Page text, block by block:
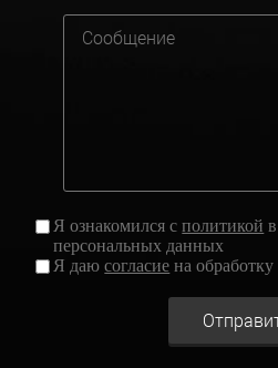
Я ознакомился сполитикой
персональных данных
Я даюсогласие на